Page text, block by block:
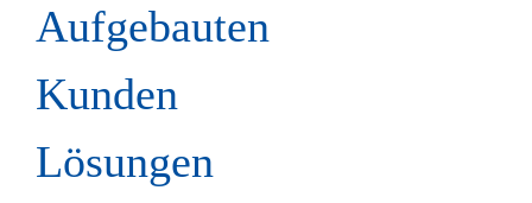
Aufgebauten
Kunden
Lösungen